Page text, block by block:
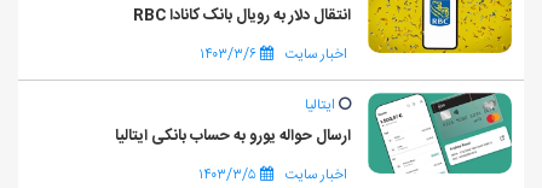
انتقال دلار به رویال بانک کانادا RBC
اخبار سایت ۱۴۰۳/۳/۶
ایتالیا
ارسال حواله یورو به حساب بانکی ایتالیا
اخبار سایت ۱۴۰۳/۳/۵